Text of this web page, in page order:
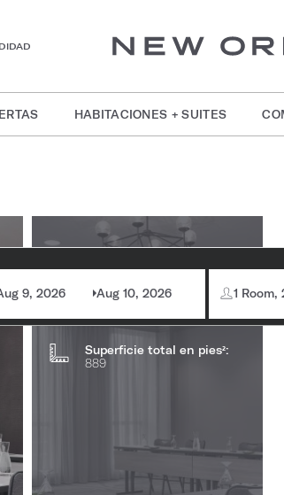
HABITACIONES + SUITES
9, 2026 Aug 10, 2026 1
Información de la
Capacidad máxima:
Superficie total en pies²:
889